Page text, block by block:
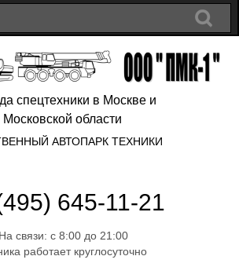
спецтехники в Москве и
Московской области
АВТОПАРК ТЕХНИКИ
645-11-21
На связи: с 8:00 до 21:00
работает круглосуточно